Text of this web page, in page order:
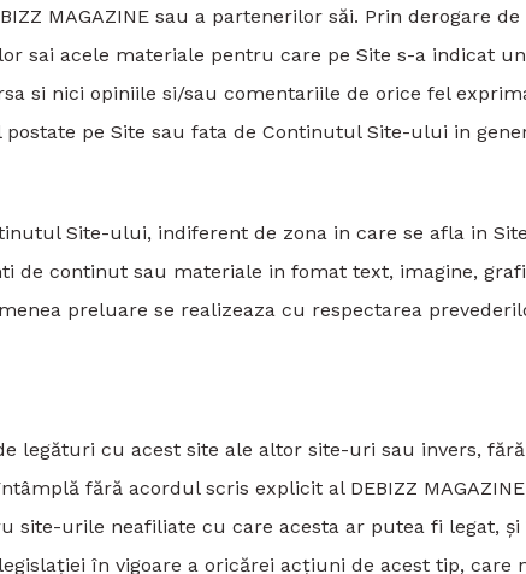
MAGAZINE sau a partenerilor săi. Prin derogare
sai acele materiale pentru care pe Site s-a indicat
si nici opiniile si/sau comentariile de orice fel
pe Site sau fata de Continutul Site-ului in
Site-ului, indiferent de zona in care se afla in
de continut sau materiale in fomat text, imagine,
preluare se realizeaza cu respectarea
legături cu acest site ale altor site-uri sau invers,
fără acordul scris explicit al DEBIZZ
site-urile neafiliate cu care acesta ar putea fi legat,
în vigoare a oricărei acțiuni de acest tip, care